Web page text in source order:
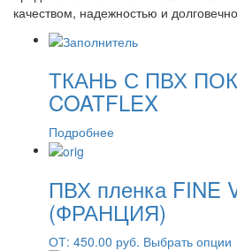
качеством, надежностью и
ТКАНЬ С ПВХ
COATFLEX
Подробнее
ПВХ пленка FINE
(ФРАНЦИЯ)
ОТ: 450.00 руб. Выбрать опции